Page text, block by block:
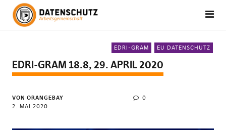
EDRI-GRAM EU DATENSCHUTZ
EDRI-GRAM 18.8, 29. APRIL 2020
VON ORANGEBAY
2. MAI 2020
0